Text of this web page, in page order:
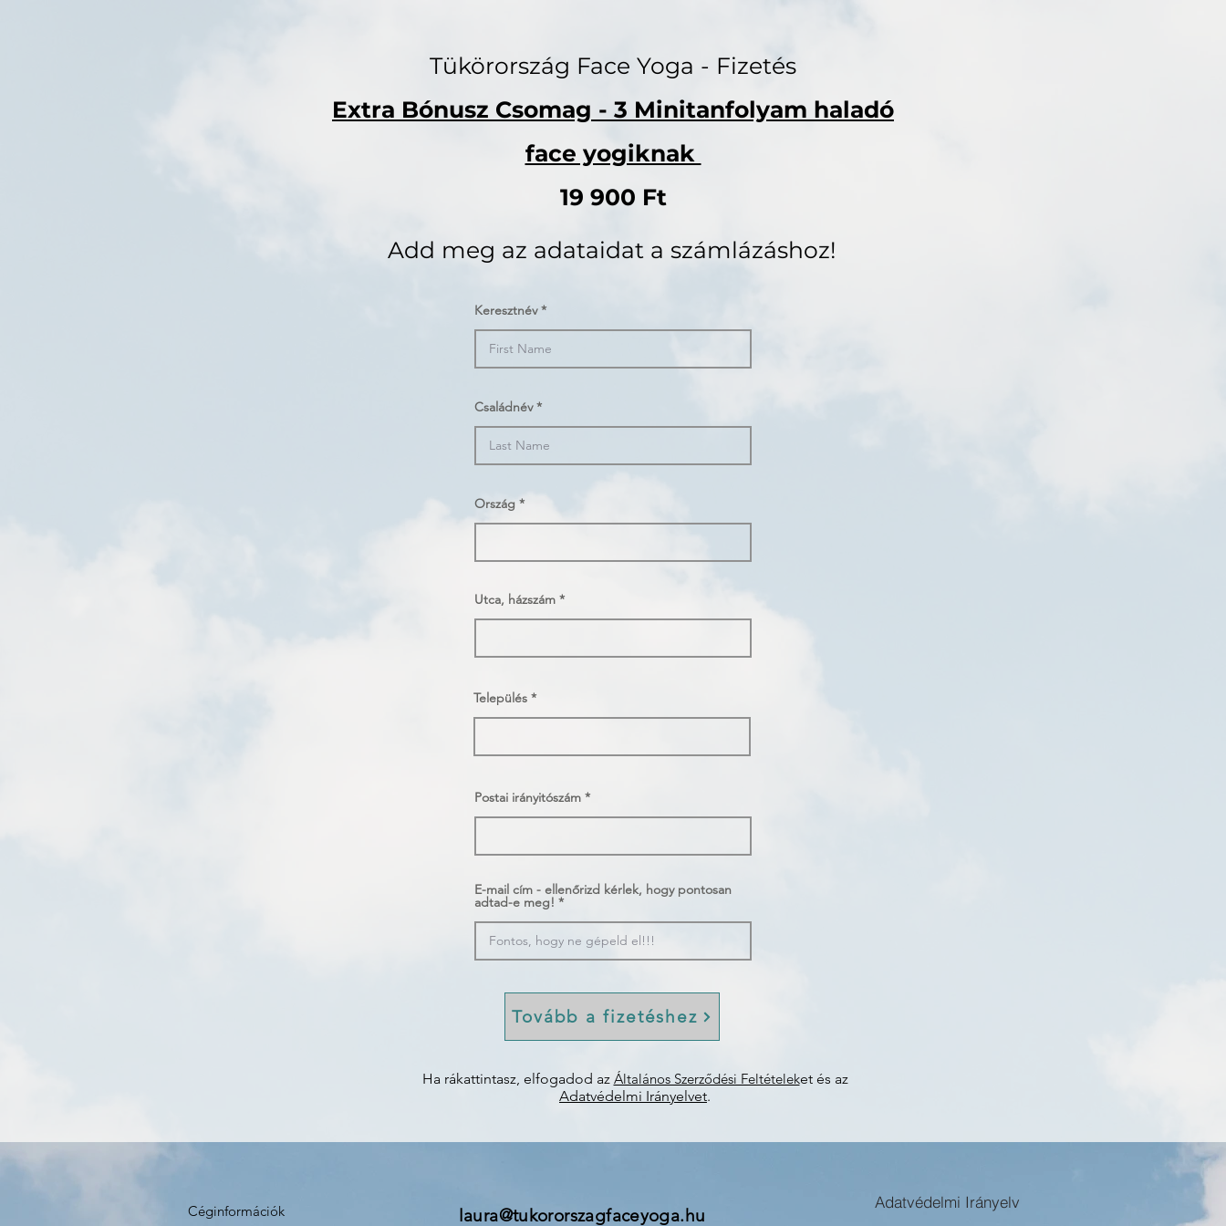
Tükörország Face Yoga - Fizetés
Extra Bónusz Csomag - 3 Minitanfolyam haladó
face yogiknak
19 900 Ft
Add meg az adataidat a számlázáshoz!
Keresztnév
Családnév
Ország
Utca, házszám
Település
Postai irányitószám
E-mail cím - ellenőrizd kérlek, hogy pontosan
adtad-e meg!
Tovább a fizetéshez
Ha rákattintasz, elfogadod az Általános Szerződési Feltételeket és az
Adatvédelmi Irányelvet.
Céginformációk
laura@tukororszagfaceyoga.hu
Adatvédelmi Irányelv